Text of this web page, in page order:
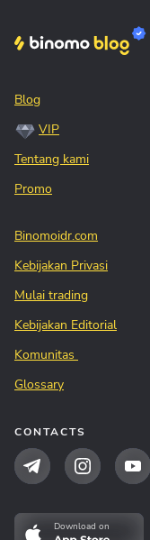
Blog
VIP
Tentang kami
Promo
Binomoidr.com
Kebijakan Privasi
Mulai trading
Kebijakan Editorial
Komunitas
Glossary
CONTACTS
Download on